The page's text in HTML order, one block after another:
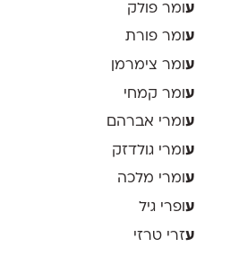
ע ומר פולק
עומר פורת
ע ומר צימרמן
עומר קמחי
ע ומרי אברהם
ע ומרי גולדזק
עומרי מלכה
ע ופרי גיל
עזרי טרזי